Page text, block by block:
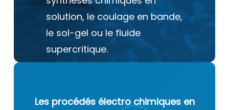
solution, le coulage en bande,
le sol-gel ou le fluide
supercritique.
Les procédés électro chimiques en